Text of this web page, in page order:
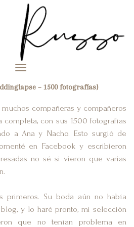
Toggle
– 1500 fotografías}
compañeras y compañeros
con sus 1500 fotografías
a Ana y Nacho. Esto surgió de
en Facebook y escribieron
no sé si vieron que varias
primeros. Su boda aún no había
y lo haré pronto, mi selección
que no tenían problema en